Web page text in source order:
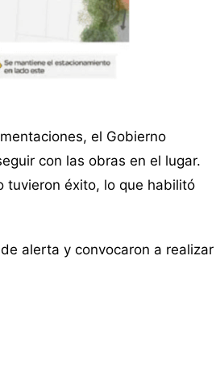
el Gobierno
con las obras en el lugar.
tuvieron éxito, lo que habilitó
alerta y convocaron a realizar